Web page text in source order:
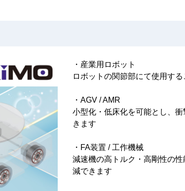
・産業用ロボット
ロボットの関節部にて使用す
・AGV / AMR
小型化・低床化を可能とし、
きます
・FA装置 / 工作機械
減速機の高トルク・高剛性の
減できます